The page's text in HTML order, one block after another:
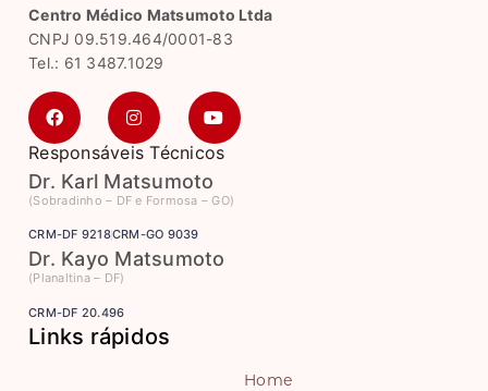
Centro Médico Matsumoto Ltda
CNPJ 09.519.464/0001-83
Tel.: 61 3487.1029
Responsáveis Técnicos
Dr. Karl Matsumoto
(Sobradinho – DF e Formosa – GO)
CRM-DF 9218CRM-GO 9039
Dr. Kayo Matsumoto
(Planaltina – DF)
CRM-DF 20.496
Links rápidos
Home